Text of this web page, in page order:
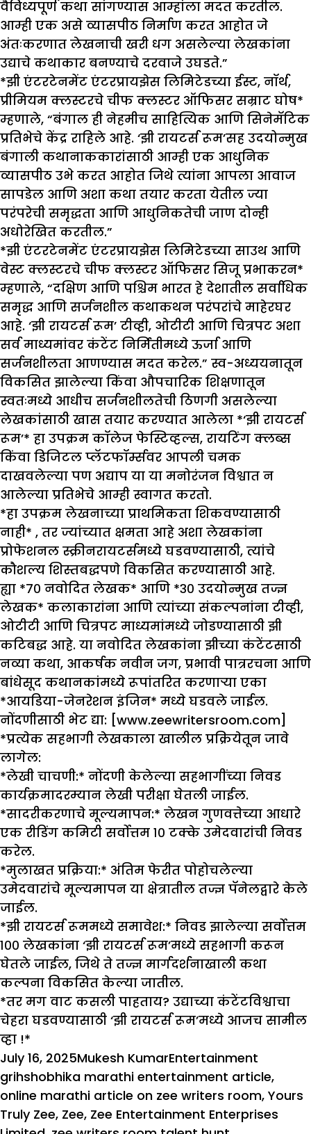
वैविध्यपूर्ण कथा सांगण्यास आम्हांला मदत करतील.
आम्ही एक असे व्यासपीठ निर्माण करत आहोत जे
अंतःकरणात लेखनाची खरी धग असलेल्या लेखकांना
उद्याचे कथाकार बनण्याचे दरवाजे उघडते.”
*झी एंटरटेनमेंट एंटरप्रायझेस लिमिटेडच्या ईस्ट, नॉर्थ,
प्रीमियम क्लस्टरचे चीफ क्लस्टर ऑफिसर सम्राट घोष*
म्हणाले, “बंगाल ही नेहमीच साहित्यिक आणि सिनेमॅटिक
प्रतिभेचे केंद्र राहिले आहे. ‘झी रायटर्स रूम’सह उदयोन्मुख
बंगाली कथानाककारांसाठी आम्ही एक आधुनिक
व्यासपीठ उभे करत आहोत जिथे त्यांना आपला आवाज
सापडेल आणि अशा कथा तयार करता येतील ज्या
परंपरेची समृद्धता आणि आधुनिकतेची जाण दोन्ही
अधोरेखित करतील.”
*झी एंटरटेनमेंट एंटरप्रायझेस लिमिटेडच्या साउथ आणि
वेस्ट क्लस्टरचे चीफ क्लस्टर ऑफिसर सिजू प्रभाकरन*
म्हणाले, “दक्षिण आणि पश्चिम भारत हे देशातील सर्वाधिक
समृद्ध आणि सर्जनशील कथाकथन परंपरांचे माहेरघर
आहे. ‘झी रायटर्स रूम’ टीव्ही, ओटीटी आणि चित्रपट अशा
सर्व माध्यमांवर कंटेंट निर्मितीमध्ये ऊर्जा आणि
सर्जनशीलता आणण्यास मदत करेल.” स्व-अध्ययनातून
विकसित झालेल्या किंवा औपचारिक शिक्षणातून
स्वतःमध्ये आधीच सर्जनशीलतेची ठिणगी असलेल्या
लेखकांसाठी खास तयार करण्यात आलेला *‘झी रायटर्स
रूम’* हा उपक्रम कॉलेज फेस्टिव्हल्स, रायटिंग क्लब्स
किंवा डिजिटल प्लॅटफॉर्म्सवर आपली चमक
दाखवलेल्या पण अद्याप या या मनोरंजन विश्वात न
आलेल्या प्रतिभेचे आम्ही स्वागत करतो.
*हा उपक्रम लेखनाच्या प्राथमिकता शिकवण्यासाठी
नाही* , तर ज्यांच्यात क्षमता आहे अशा लेखकांना
प्रोफेशनल स्क्रीनरायटर्समध्ये घडवण्यासाठी, त्यांचे
कौशल्य शिस्तबद्धपणे विकसित करण्यासाठी आहे.
ह्या *७० नवोदित लेखक* आणि *३० उदयोन्मुख तज्ज्ञ
लेखक* कलाकारांना आणि त्यांच्या संकल्पनांना टीव्ही,
ओटीटी आणि चित्रपट माध्यमांमध्ये जोडण्यासाठी झी
कटिबद्ध आहे. या नवोदित लेखकांना झीच्या कंटेंटसाठी
नव्या कथा, आकर्षक नवीन जग, प्रभावी पात्ररचना आणि
बांधेसूद कथानकांमध्ये रूपांतरित करणाऱ्या एका
*आयडिया-जेनरेशन इंजिन* मध्ये घडवले जाईल.
नोंदणीसाठी भेट द्या: [www.zeewritersroom.com]
*प्रत्येक सहभागी लेखकाला खालील प्रक्रियेतून जावे
लागेल:
*लेखी चाचणी:* नोंदणी केलेल्या सहभागींच्या निवड
कार्यक्रमादरम्यान लेखी परीक्षा घेतली जाईल.
*सादरीकरणाचे मूल्यमापन:* लेखन गुणवत्तेच्या आधारे
एक रीडिंग कमिटी सर्वोत्तम १० टक्के उमेदवारांची निवड
करेल.
*मुलाखत प्रक्रिया:* अंतिम फेरीत पोहोचलेल्या
उमेदवारांचे मूल्यमापन या क्षेत्रातील तज्ज्ञ पॅनेलद्वारे केले
जाईल.
*झी रायटर्स रूममध्ये समावेश:* निवड झालेल्या सर्वोत्तम
१०० लेखकांना ‘झी रायटर्स रूम’मध्ये सहभागी करून
घेतले जाईल, जिथे ते तज्ज्ञ मार्गदर्शनाखाली कथा
कल्पना विकसित केल्या जातील.
*तर मग वाट कसली पाहताय? उद्याच्या कंटेंटविश्वाचा
चेहरा घडवण्यासाठी ‘झी रायटर्स रूम’मध्ये आजच सामील
व्हा !*
Posted
on
July 16, 2025Author
Mukesh KumarCategories
Entertainment
grihshobhika marathi entertainment article,
online marathi article on zee writers room, Yours
Truly Zee, Zee, Zee Entertainment Enterprises